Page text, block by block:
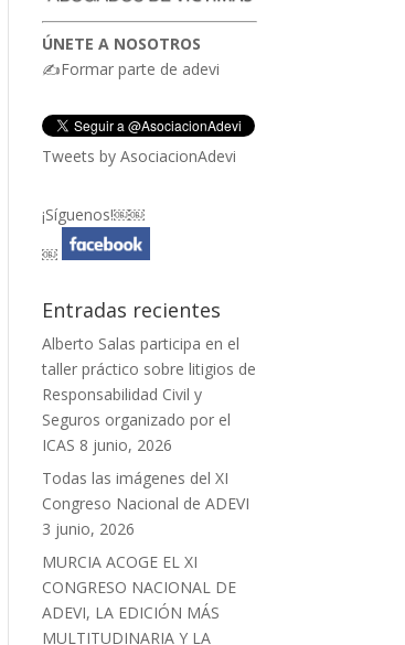
ÚNETE A NOSOTROS
✍Formar parte de adevi
Tweets by AsociacionAdevi
¡Síguenos!￼￼
￼
Entradas recientes
Alberto Salas participa en el
taller práctico sobre litigios de
Responsabilidad Civil y
Seguros organizado por el
ICAS 8 junio, 2026
Todas las imágenes del XI
Congreso Nacional de ADEVI
3 junio, 2026
MURCIA ACOGE EL XI
CONGRESO NACIONAL DE
ADEVI, LA EDICIÓN MÁS
MULTITUDINARIA Y LA